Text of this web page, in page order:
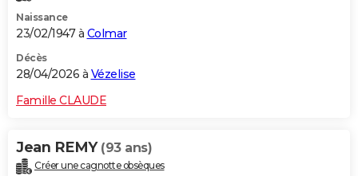
Naissance
23/02/1947 à Colmar
Décès
28/04/2026 à Vézelise
Famille CLAUDE
Jean REMY (93 ans)
Créer une cagnotte obsèques